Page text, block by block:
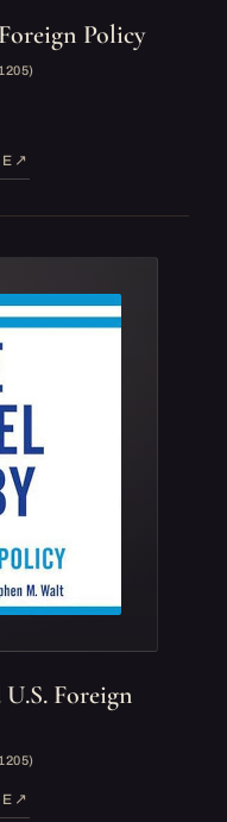
Policy
205)
Foreign
205)